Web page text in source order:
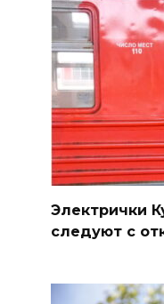
Электрички
следуют с